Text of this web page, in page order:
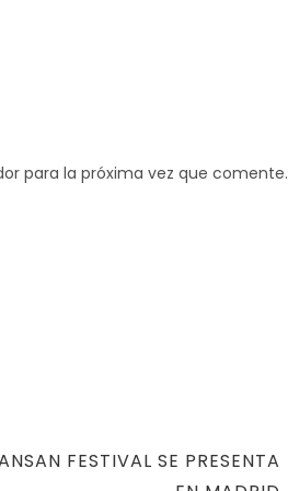
para la próxima vez que comente.
FESTIVAL SE PRESENTA